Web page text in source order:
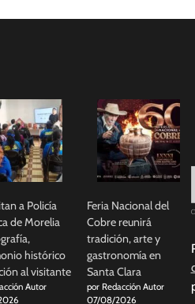
a Policía
de Morelia
histórico
al visitante
Autor
Feria Nacional del
Cobre reunirá
tradición, arte y
gastronomía en
Santa Clara
por Redacción Autor
07/08/2026